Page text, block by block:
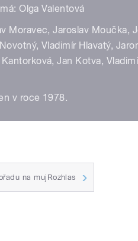
Olga Valentová
Moravec, Jaroslav Moučka,
Vladimír Hlavatý,
Jan Kotva,
v roce 1978.
na mujRozhlas